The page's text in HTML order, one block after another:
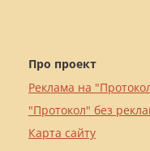
Про проект
Реклама на
"Протокол" без
Карта сайту